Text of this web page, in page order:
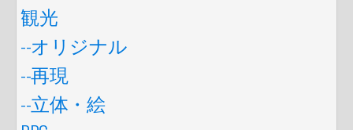
観光
--オリジナル
--再現
--立体・絵